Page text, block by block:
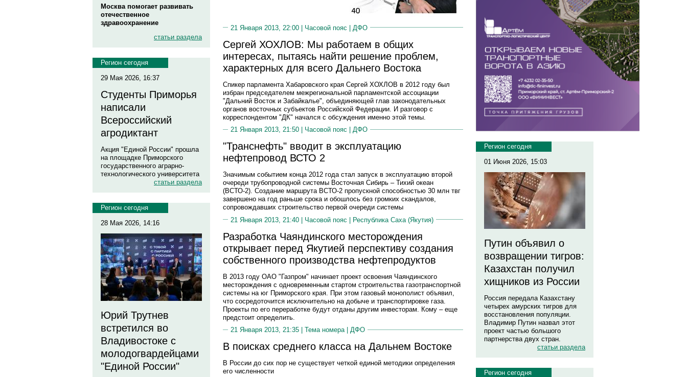
Москва помогает развивать
отечественное
здравоохранение
статьи раздела
Регион сегодня
29 Мая 2026, 16:37
Студенты Приморья
написали
Всероссийский
агродиктант
Акция "Единой России" прошла
на площадке Приморского
государственного аграрно-
технологического университета
статьи раздела
Регион сегодня
28 Мая 2026, 14:16
Юрий Трутнев
встретился во
Владивостоке с
молодогвардейцами
"Единой России"
21 Января 2013, 22:00 | Часовой пояс | ДФО
Сергей ХОХЛОВ: Мы работаем в общих
интересах, пытаясь найти решение проблем,
характерных для всего Дальнего Востока
Спикер парламента Хабаровского края Сергей ХОХЛОВ в 2012 году был
избран председателем межрегиональной парламентской ассоциации
"Дальний Восток и Забайкалье", объединяющей глав законодательных
органов восточных субъектов Российской Федерации. И разговор с
корреспондентом "ДК" начался с обсуждения именно этой темы.
21 Января 2013, 21:50 | Часовой пояс ДФО
"Транснефть" вводит в эксплуатацию
нефтепровод ВСТО 2
Значимым событием конца 2012 года стал запуск в эксплуатацию второй
очереди трубопроводной системы Восточная Сибирь – Тихий океан
(ВСТО‑2). Создание маршрута ВСТО‑2 пропускной способностью 30 млн твг
завершено на год раньше срока и обошлось без громких скандалов,
сопровождавших строительство первой очереди системы
21 Января 2013, 21:40 | Часовой пояс | Республика Саха (Якутия)
Разработка Чаяндинского месторождения
открывает перед Якутией перспективу создания
собственного производства нефтепродуктов
В 2013 году ОАО "Газпром" начинает проект освоения Чаяндинского
месторождения с одновременным стартом строительства газотранспортной
системы на юг Приморского края. При этом газовый монополист объявил,
что сосредоточится исключительно на добыче и транспортировке газа.
Проекты по его переработке будут отданы другим инвесторам. Кому – еще
предстоит определить.
21 Января 2013, 21:35 | Тема номера| ДФО
В поисках среднего класса на Дальнем Востоке
В России до сих пор не существует четкой единой методики определения
его численности
Регион сегодня
01 Июня 2026, 15:03
Путин объявил о
возвращении тигров:
Казахстан получил
хищников из России
Россия передала Казахстану
четырех амурских тигров для
восстановления популяции.
Владимир Путин назвал этот
проект частью большого
партнерства двух стран.
статьи раздела
Регион сегодня